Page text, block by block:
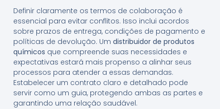
Definir claramente os termos de colaboração é
essencial para evitar conflitos. Isso inclui acordos
sobre prazos de entrega, condições de pagamento e
políticas de devolução. Um distribuidor de produtos
químicos que compreende suas necessidades e
expectativas estará mais propenso a alinhar seus
processos para atender a essas demandas.
Estabelecer um contrato claro e detalhado pode
servir como um guia, protegendo ambas as partes e
garantindo uma relação saudável.